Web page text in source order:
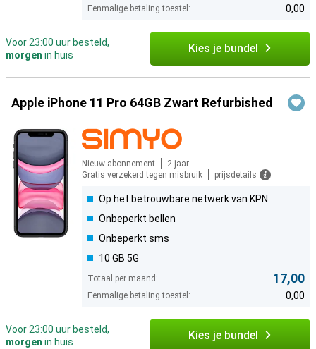
Eenmalige betaling toestel: 0,00
Voor 23:00 uur besteld,
morgen in huis Kies je bundel
Apple iPhone 11 Pro 64GB Zwart Refurbished
Nieuw abonnement
2 jaar
Gratis verzekerd tegen misbruik
prijsdetails
Op het betrouwbare netwerk van KPN
Onbeperkt bellen
Onbeperkt sms
10 GB 5G
Totaal per maand: 17,00
Eenmalige betaling toestel: 0,00
Voor 23:00 uur besteld,
morgen in huis Kies je bundel